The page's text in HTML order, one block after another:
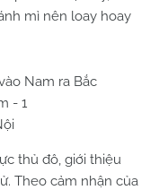
mì nên loay hoay
thủ đô, giới thiệu
Theo cảm nhận của